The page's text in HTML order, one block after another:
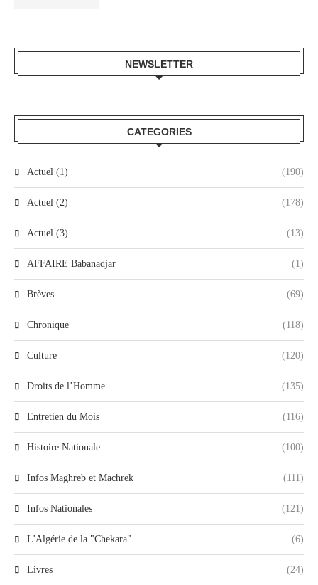
NEWSLETTER
CATEGORIES
Actuel (1) (190)
Actuel (2) (178)
Actuel (3) (13)
AFFAIRE Babanadjar (1)
Brèves (69)
Chronique (118)
Culture (120)
Droits de l’Homme (135)
Entretien du Mois (116)
Histoire Nationale (100)
Infos Maghreb et Machrek (111)
Infos Nationales (121)
L'Algérie de la "Chekara" (6)
Livres (24)